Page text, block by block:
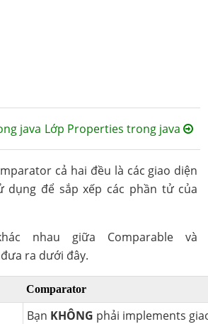
java Lớp Properties trong java
cả hai đều là các giao diện
dụng để sắp xếp các phần tử của
nhau giữa Comparable và
ra dưới đây.
Comparator
Bạn KHÔNG phải implements